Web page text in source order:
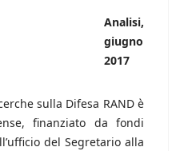
Analisi,
giugno
2017
sulla Difesa RAND è
finanziato da fondi
del Segretario alla